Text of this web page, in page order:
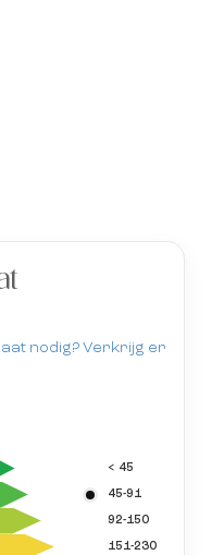
nodig? Verkrijg er
< 45
45-91
92-150
151-230